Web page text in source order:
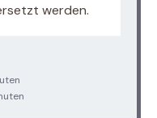
werden.